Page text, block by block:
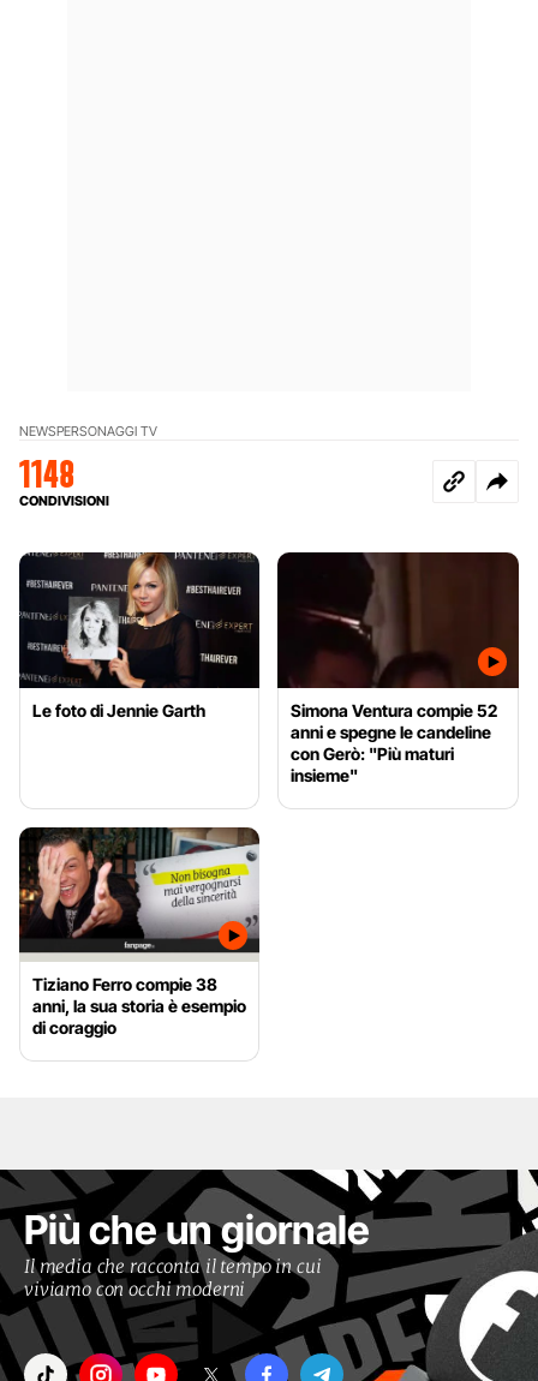
NEWSPERSONAGGI TV
1148
CONDIVISIONI
Le foto di Jennie Garth
Simona Ventura compie 52
anni e spegne le candeline
con Gerò: "Più maturi
insieme"
Tiziano Ferro compie 38
anni, la sua storia è esempio
di coraggio
Più che un giornale
Il media che racconta il tempo in cui
viviamo con occhi moderni